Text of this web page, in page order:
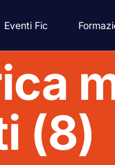
Eventi Fic
(8)